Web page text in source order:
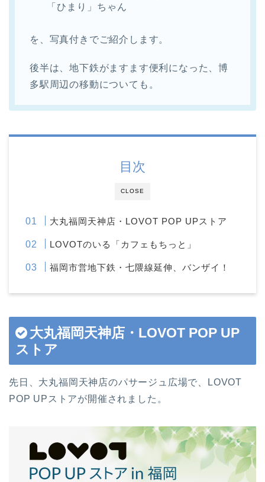
「ひまり」ちゃん
を、写真付きでご紹介します。
後半は、地下鉄がますます便利になった、博
多駅周辺の移動についても。
CLOSE
目次
大丸福岡天神店・LOVOT POP UPストア
LOVOTのいる「カフェもちっと」
福岡市営地下鉄・七隈線延伸、バンザイ！
大丸福岡天神店・LOVOT POP UP
ストア
先日、大丸福岡天神店のパサージュ広場で、LOVOT
POP UPストアが開催されました。